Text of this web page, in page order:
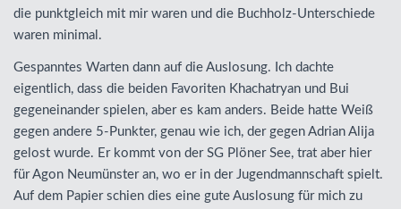
die punktgleich mit mir waren und die Buchholz-Unterschiede
waren minimal.
Gespanntes Warten dann auf die Auslosung. Ich dachte
eigentlich, dass die beiden Favoriten Khachatryan und Bui
gegeneinander spielen, aber es kam anders. Beide hatte Weiß
gegen andere 5-Punkter, genau wie ich, der gegen Adrian Alija
gelost wurde. Er kommt von der SG Plöner See, trat aber hier
für Agon Neumünster an, wo er in der Jugendmannschaft spielt.
Auf dem Papier schien dies eine gute Auslosung für mich zu